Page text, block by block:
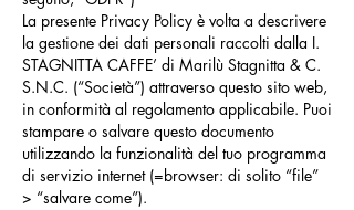
La presente Privacy Policy è volta a descrivere
la gestione dei dati personali raccolti dalla I.
STAGNITTA CAFFE’ di Marilù Stagnitta & C.
S.N.C. (“Società”) attraverso questo sito web,
in conformità al regolamento applicabile. Puoi
stampare o salvare questo documento
utilizzando la funzionalità del tuo programma
di servizio internet (=browser: di solito “file”
> “salvare come”).